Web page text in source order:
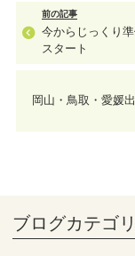
前の記事
今からじっくり
スタート
岡山・鳥取・愛媛